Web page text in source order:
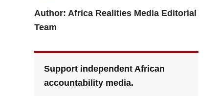
Author: Africa Realities Media Editorial
Team
Support independent African
accountability media.